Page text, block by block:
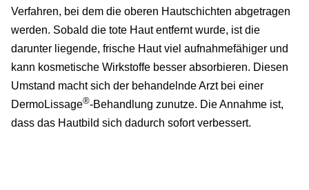
Verfahren, bei dem die oberen Hautschichten abgetragen
werden. Sobald die tote Haut entfernt wurde, ist die
darunter liegende, frische Haut viel aufnahmefähiger und
kann kosmetische Wirkstoffe besser absorbieren. Diesen
Umstand macht sich der behandelnde Arzt bei einer
DermoLissage®-Behandlung zunutze. Die Annahme ist,
dass das Hautbild sich dadurch sofort verbessert.